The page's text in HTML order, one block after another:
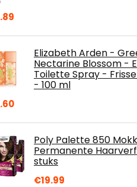
Elizabeth Arden -
Nectarine Blossom -
Toilette Spray -
- 100 ml
Poly Palette 850
Permanente Haarverf
stuks
€19.99